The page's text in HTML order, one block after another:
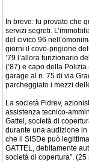
In breve: fu provato che
servizi segreti.
del civico 96
giorni il covo-prigione
’79 l’allora funzionario
(’87) e capo della
garage al n. 75 di via
parcheggiato i mezzi
La società Fidrev,
assistenza tecnico-
Gattel, società di
durante una audizione in
che il SISDe può
GATTEL, debitamente
società di copertura”.